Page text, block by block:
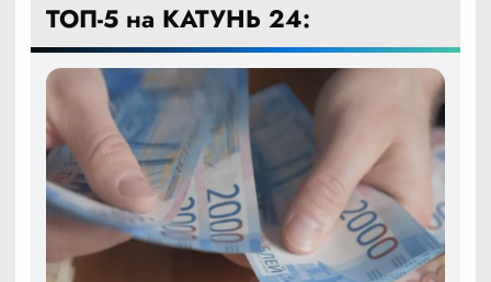
ТОП-5 на КАТУНЬ 24: